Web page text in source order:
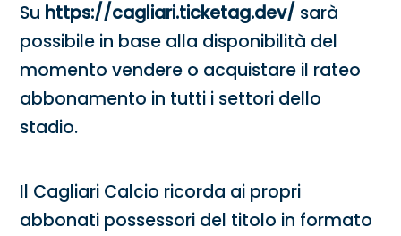
Su https://cagliari.ticketag.dev/ sarà
possibile in base alla disponibilità del
momento vendere o acquistare il rateo
abbonamento in tutti i settori dello
stadio.
Il Cagliari Calcio ricorda ai propri
abbonati possessori del titolo in formato